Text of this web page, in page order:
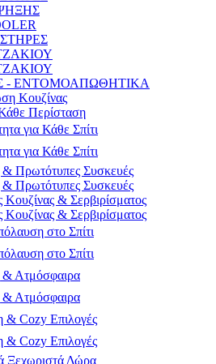
- ΕΝΤΟΜΟΑΠΩΘΗΤΙΚΑ
Κουζίνας
Περίσταση
για Κάθε Σπίτι
για Κάθε Σπίτι
& Πρωτότυπες Συσκευές
& Πρωτότυπες Συσκευές
Κουζίνας & Σερβιρίσματος
Κουζίνας & Σερβιρίσματος
στο Σπίτι
στο Σπίτι
Ατμόσφαιρα
Ατμόσφαιρα
Cozy Επιλογές
Cozy Επιλογές
Ξεχωριστά Δώρα